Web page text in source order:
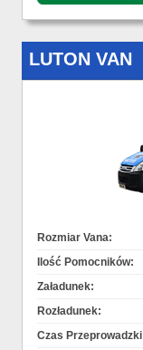
LUTON VAN
Rozmiar Vana:
Ilość Pomocników:
Załadunek:
Rozładunek:
Czas Przeprowadzki